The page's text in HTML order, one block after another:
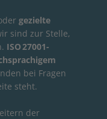
gezielte
sind zur Stelle,
ISO 27001-
bei Fragen
steht.
der